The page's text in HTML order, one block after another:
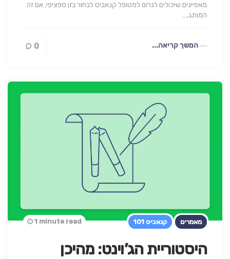
מאפיינים שיכולים לגרום למטופל קנאביס לבחור בזן ספציפי, אם זה
המותג,…
המשך קריאה... 0
מאמרים קנאביס 101
היסטוריית הג’וינט: מהיכן
1 minute read